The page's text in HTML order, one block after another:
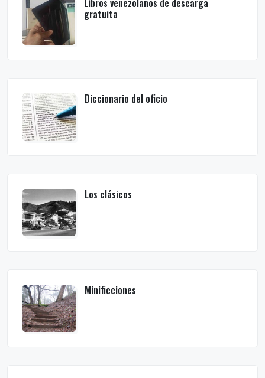
Libros venezolanos de descarga
gratuita
Diccionario del oficio
Los clásicos
Minificciones